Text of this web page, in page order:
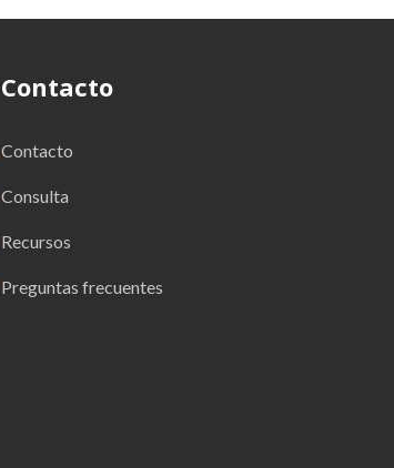
Contacto
Contacto
Consulta
Recursos
Preguntas frecuentes